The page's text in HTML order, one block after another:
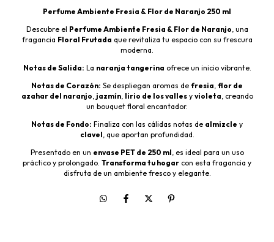
Perfume Ambiente Fresia & Flor de Naranjo 250 ml
Descubre el Perfume Ambiente Fresia & Flor de Naranjo , una
fragancia Floral Frutada que revitaliza tu espacio con su frescura
moderna.
Notas de Salida: La naranja tangerina ofrece un inicio vibrante.
Notas de Corazón: Se despliegan aromas de fresia flor de
azahar del naranjo jazmín, lirio de los vallesy violeta , creando
un bouquet floral encantador.
Notas de Fondo: Finaliza con las cálidas notas de almizcle y
clavel , que aportan profundidad.
Presentado en un envase PET de 250 ml , es ideal para un uso
práctico y prolongado. Transforma tu hogar con esta fragancia y
disfruta de un ambiente fresco y elegante.